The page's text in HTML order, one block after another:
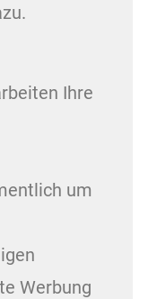
Ihre
um
Werbung